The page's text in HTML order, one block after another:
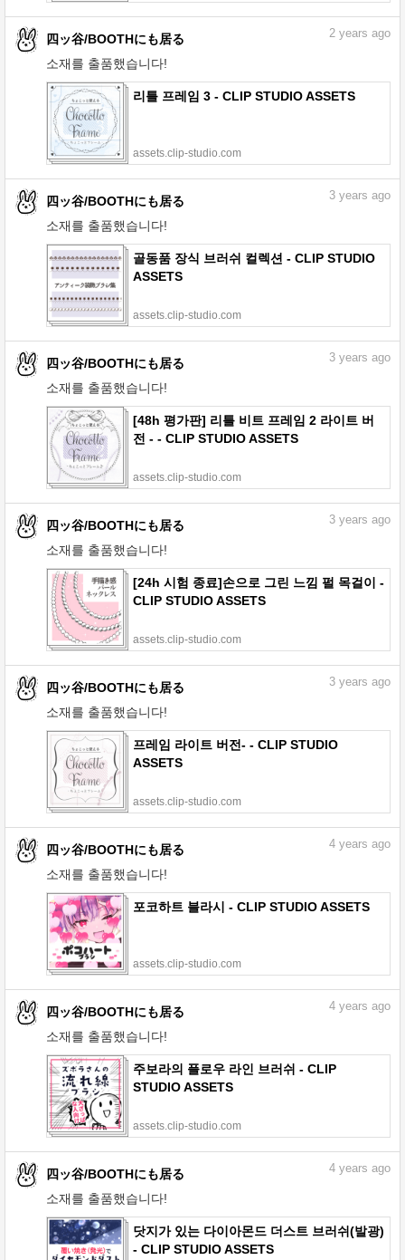
四ッ谷/BOOTHにも居る
소재를 출품했습니다!
2 years ago
리틀 프레임 3 - CLIP STUDIO ASSETS
assets.clip-studio.com
四ッ谷/BOOTHにも居る
소재를 출품했습니다!
3 years ago
골동품 장식 브러쉬 컬렉션 - CLIP STUDIO
ASSETS
assets.clip-studio.com
四ッ谷/BOOTHにも居る
소재를 출품했습니다!
3 years ago
[48h 평가판] 리틀 비트 프레임 2 라이트 버
전 - - CLIP STUDIO ASSETS
assets.clip-studio.com
四ッ谷/BOOTHにも居る
소재를 출품했습니다!
3 years ago
[24h 시험 종료]손으로 그린 느낌 펄 목걸이 -
CLIP STUDIO ASSETS
assets.clip-studio.com
四ッ谷/BOOTHにも居る
소재를 출품했습니다!
3 years ago
프레임 라이트 버전- - CLIP STUDIO
ASSETS
assets.clip-studio.com
四ッ谷/BOOTHにも居る
소재를 출품했습니다!
4 years ago
포코하트 블라시 - CLIP STUDIO ASSETS
assets.clip-studio.com
四ッ谷/BOOTHにも居る
소재를 출품했습니다!
4 years ago
주보라의 플로우 라인 브러쉬 - CLIP
STUDIO ASSETS
assets.clip-studio.com
四ッ谷/BOOTHにも居る
소재를 출품했습니다!
4 years ago
닷지가 있는 다이아몬드 더스트 브러쉬(발광)
- CLIP STUDIO ASSETS